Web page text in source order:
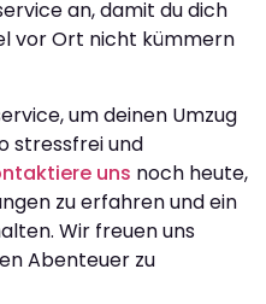
an, damit du dich
vor Ort nicht kümmern
um deinen Umzug
stressfrei und
uns noch heute,
zu erfahren und ein
Wir freuen uns
Abenteuer zu